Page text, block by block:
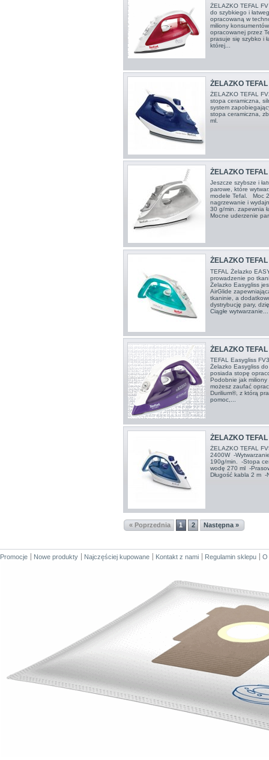
ŻELAZKO TEFAL
do szybkiego i
opracowaną w
miliony
opracowanej przez
prasuje się szybko i
której...
ŻELAZKO
ŻELAZKO TEFAL
stopa ceramiczna,
system
stopa ceramiczna,
ml.
ŻELAZKO
Jeszcze szybsze i
parowe, które
modele Tefal. Moc
nagrzewanie i
30 g/min. zapewnia
Mocne uderzenie
ŻELAZKO
TEFAL Żelazko
prowadzenie po
Żelazko Easygliss
AirGlide
tkaninie, a
dystrybucję pary,
Ciągłe wytwarzanie...
ŻELAZKO
TEFAL Easygliss
Żelazko Easygliss
posiada stopę
Podobnie jak miliony
możesz zaufać
Durilium®, z którą
pomoc,...
ŻELAZKO
ŻELAZKO TEFAL
2400W -
190g/min. -Stopa
wodę 270 ml -
Długość kabla 2 m -
« Poprzednia 1 2 Następna »
Promocje Nowe produkty Najczęściej kupowane Kontakt z nami Regulamin sklepu O